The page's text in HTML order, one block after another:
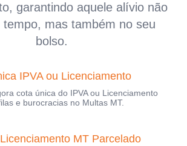
garantindo aquele alívio não
tempo, mas também no seu
bolso.
IPVA ou Licenciamento
cota única do IPVA ou Licenciamento
e burocracias no Multas MT.
MT Parcelado